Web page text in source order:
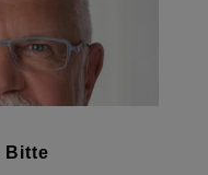
Bitte